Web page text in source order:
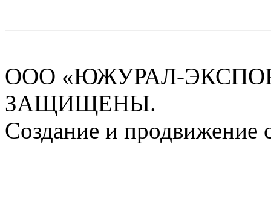
ООО «ЮЖУРАЛ-
ЗАЩИЩЕНЫ.
Создание и продвижение